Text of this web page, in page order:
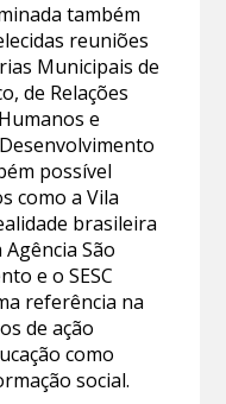
também
reuniões
Municipais de
de Relações
e
possível
como a Vila
brasileira
São
e o SESC
referência na
de ação
como
social.